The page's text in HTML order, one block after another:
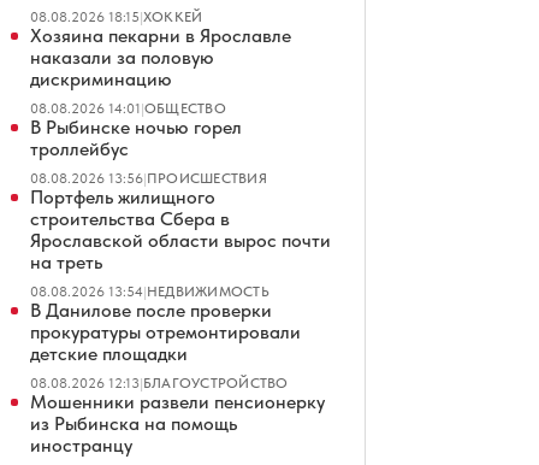
08.08.2026 18:15|ХОККЕЙ
Хозяина пекарни в Ярославле
наказали за половую
дискриминацию
08.08.2026 14:01|ОБЩЕСТВО
В Рыбинске ночью горел
троллейбус
08.08.2026 13:56|ПРОИСШЕСТВИЯ
Портфель жилищного
строительства Сбера в
Ярославской области вырос почти
на треть
08.08.2026 13:54|НЕДВИЖИМОСТЬ
В Данилове после проверки
прокуратуры отремонтировали
детские площадки
08.08.2026 12:13|БЛАГОУСТРОЙСТВО
Мошенники развели пенсионерку
из Рыбинска на помощь
иностранцу